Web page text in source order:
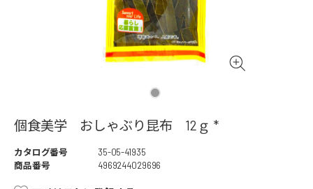
個食美学 おしゃぶり昆布 12ｇ *
カタログ番号
35-05-41935
商品番号
4969244029696